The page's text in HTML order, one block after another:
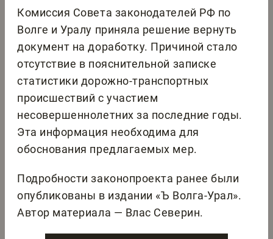
Комиссия Совета законодателей РФ по
Волге и Уралу приняла решение вернуть
документ на доработку. Причиной стало
отсутствие в пояснительной записке
статистики дорожно-транспортных
происшествий с участием
несовершеннолетних за последние годы.
Эта информация необходима для
обоснования предлагаемых мер.
Подробности законопроекта ранее были
опубликованы в издании «Ъ Волга-Урал».
Автор материала — Влас Северин.